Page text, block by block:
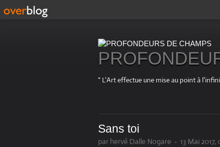
" L'Art effectue une mise au point à
Sans toi
par hervé Dalle Nogare - 13 Mai 2017,